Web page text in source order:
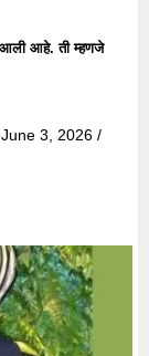
आली आहे. ती म्हणजे
June 3, 2026 /